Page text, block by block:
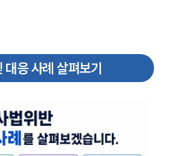
대응 사례 살펴보기